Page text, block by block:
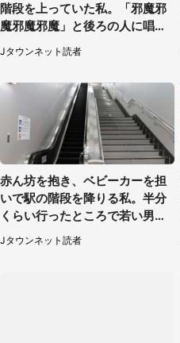
階段を上っていた私。「邪魔邪
魔邪魔邪魔」と後ろの人に唱え
られて（神奈川県・30代女性）
Jタウンネット読者
赤ん坊を抱き、ベビーカーを担
いで駅の階段を降りる私。半分
くらい行ったところで若い男性
が...（埼玉県・50代女性）
Jタウンネット読者